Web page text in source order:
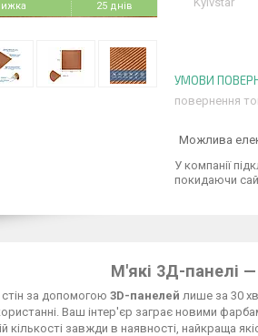
25 днів
повернення
У компанії
покидаючи
М'які 3Д-панелі
за допомогою 3D-панелей лише за 30
Ваш інтер'єр заграє новими
кількості завжди в наявності, найкраща